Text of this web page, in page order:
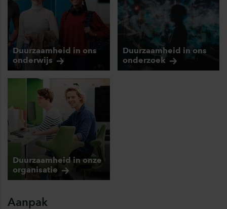
Duurzaamheid in ons
onderwijs
Duurzaamheid in ons
onderzoek
Duurzaamheid in onze
organisatie
Aanpak